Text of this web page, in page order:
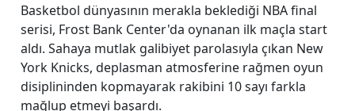
Basketbol dünyasının merakla beklediği NBA final
serisi, Frost Bank Center'da oynanan ilk maçla start
aldı. Sahaya mutlak galibiyet parolasıyla çıkan New
York Knicks, deplasman atmosferine rağmen oyun
disiplininden kopmayarak rakibini 10 sayı farkla
mağlup etmeyi başardı.